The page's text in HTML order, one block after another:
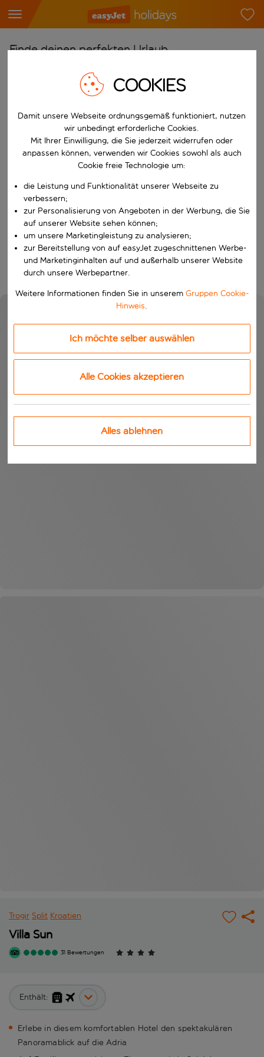
Finde deinen perfekten Urlaub
Beginne mit der Eingabe für die automatische
Flughafen wählen
Beginne mit der Eingabe für die automatische
Reiseziel wählen
Nach
Wähle ein Ab- und Rückflugdatum aus.
Wann
Wer
Suchen
Trogir Split Kroatien
Villa Sun
31 Bewertungen
Enthält:
Erlebe in diesem komfortablen Hotel den spektakulären
Panoramablick auf die Adria
COOKIES
Damit unsere Webseite ordnungsgemäß funktioniert, nutzen
wir unbedingt erforderliche Cookies.
Mit Ihrer Einwilligung, die Sie jederzeit widerrufen oder
anpassen können, verwenden wir Cookies sowohl als auch
Cookie freie Technologie um:
die Leistung und Funktionalität unserer Webseite zu
verbessern;
zur Personalisierung von Angeboten in der Werbung, die Sie
auf unserer Website sehen können;
um unsere Marketingleistung zu analysieren;
zur Bereitstellung von auf easyJet zugeschnittenen Werbe-
und Marketinginhalten auf und außerhalb unserer Website
durch unsere Werbepartner.
Weitere Informationen finden Sie in unserem Gruppen Cookie-
Hinweis.
Ich möchte selber auswählen
Alle Cookies akzeptieren
Alles ablehnen